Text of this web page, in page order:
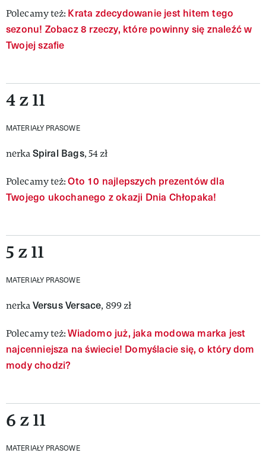
Polecamy też: Krata zdecydowanie jest hitem tego
sezonu! Zobacz 8 rzeczy, które powinny się znaleźć w
Twojej szafie
4 z 11
MATERIAŁY PRASOWE
nerkaSpiral Bags, 54 zł
Polecamy też:Oto 10 najlepszych prezentów dla
Twojego ukochanego z okazji Dnia Chłopaka!
5 z 11
MATERIAŁY PRASOWE
nerkaVersus Versace, 899 zł
Polecamy też:Wiadomo już, jaka modowa marka jest
najcenniejsza na świecie! Domyślacie się, o który dom
mody chodzi?
6 z 11
MATERIAŁY PRASOWE